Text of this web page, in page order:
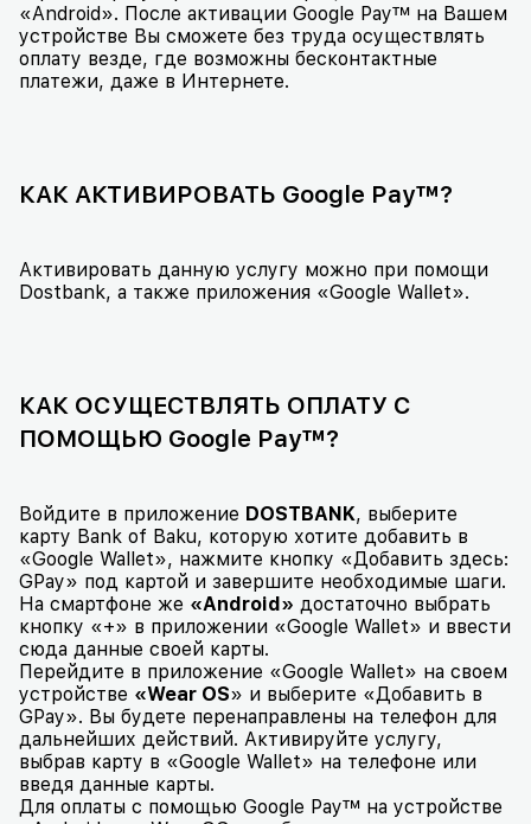
«Android». После активации Google Pay™ на Вашем
устройстве Вы сможете без труда осуществлять
оплату везде, где возможны бесконтактные
платежи, даже в Интернете.
КАК АКТИВИРОВАТЬ Google Pay™?
Активировать данную услугу можно при помощи
Dostbank, а также приложения «Google Wallet».
КАК ОСУЩЕСТВЛЯТЬ ОПЛАТУ С
ПОМОЩЬЮ Google Pay™?
Войдите в приложение DOSTBANK, выберите
карту Bank of Baku, которую хотите добавить в
«Google Wallet», нажмите кнопку «Добавить здесь:
GPay» под картой и завершите необходимые шаги.
На смартфоне же «Android» достаточно выбрать
кнопку «+» в приложении «Google Wallet» и ввести
сюда данные своей карты.
Перейдите в приложение «Google Wallet» на своем
устройстве «Wear OS» и выберите «Добавить в
GPay». Вы будете перенаправлены на телефон для
дальнейших действий. Активируйте услугу,
выбрав карту в «Google Wallet» на телефоне или
введя данные карты.
Для оплаты с помощью Google Pay™ на устройстве